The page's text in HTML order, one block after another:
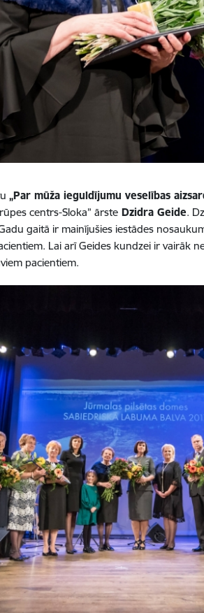
„Par mūža ieguldījumu veselības
centrs-Sloka” ārste Dzidra Geide.
gaitā ir mainījušies iestādes
Lai arī Geides kundzei ir vairāk
pacientiem.